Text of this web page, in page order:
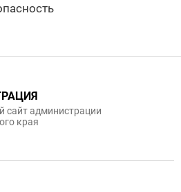
сайт администрации
края